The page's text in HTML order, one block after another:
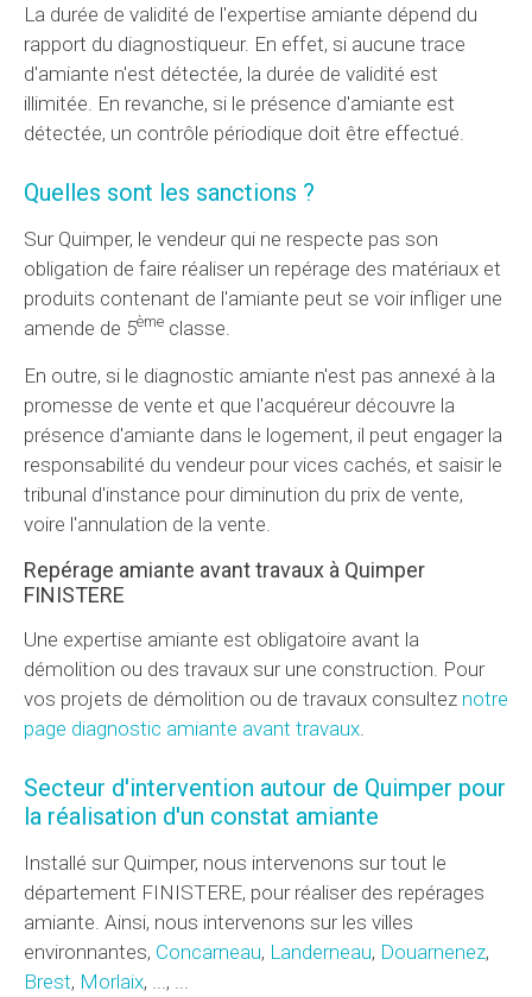
La durée de validité de l'expertise amiante dépend du
rapport du diagnostiqueur. En effet, si aucune trace
d'amiante n'est détectée, la durée de validité est
illimitée. En revanche, si le présence d'amiante est
détectée, un contrôle périodique doit être effectué.
Quelles sont les sanctions ?
Sur Quimper, le vendeur qui ne respecte pas son
obligation de faire réaliser un repérage des matériaux et
produits contenant de l'amiante peut se voir infliger une
amende de 5ème classe.
En outre, si le diagnostic amiante n'est pas annexé à la
promesse de vente et que l'acquéreur découvre la
présence d'amiante dans le logement, il peut engager la
responsabilité du vendeur pour vices cachés, et saisir le
tribunal d'instance pour diminution du prix de vente,
voire l'annulation de la vente.
Repérage amiante avant travaux à Quimper
FINISTERE
Une expertise amiante est obligatoire avant la
démolition ou des travaux sur une construction. Pour
vos projets de démolition ou de travaux consultez notre
page diagnostic amiante avant travaux
Secteur d'intervention autour de Quimper pour
la réalisation d'un constat amiante
Installé sur Quimper, nous intervenons sur tout le
département FINISTERE, pour réaliser des repérages
amiante. Ainsi, nous intervenons sur les villes
environnantes, Concarneau, Landerneau, Douarnenez,
Brest, Morlaix, ..., ...